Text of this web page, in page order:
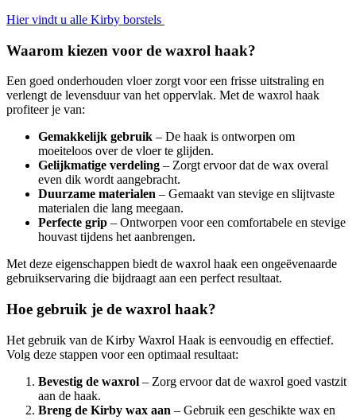
Hier vindt u alle Kirby borstels
Waarom kiezen voor de waxrol haak?
Een goed onderhouden vloer zorgt voor een frisse uitstraling en
verlengt de levensduur van het oppervlak. Met de waxrol haak
profiteer je van:
Gemakkelijk gebruik – De haak is ontworpen om
moeiteloos over de vloer te glijden.
Gelijkmatige verdeling – Zorgt ervoor dat de wax overal
even dik wordt aangebracht.
Duurzame materialen – Gemaakt van stevige en slijtvaste
materialen die lang meegaan.
Perfecte grip – Ontworpen voor een comfortabele en stevige
houvast tijdens het aanbrengen.
Met deze eigenschappen biedt de waxrol haak een ongeëvenaarde
gebruikservaring die bijdraagt aan een perfect resultaat.
Hoe gebruik je de waxrol haak?
Het gebruik van de Kirby Waxrol Haak is eenvoudig en effectief.
Volg deze stappen voor een optimaal resultaat:
Bevestig de waxrol – Zorg ervoor dat de waxrol goed vastzit
aan de haak.
Breng de Kirby wax aan – Gebruik een geschikte wax en